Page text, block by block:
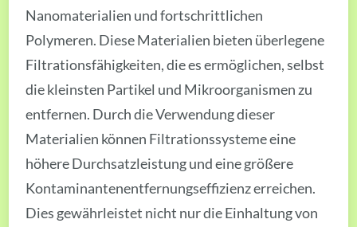
Nanomaterialien und fortschrittlichen
Polymeren. Diese Materialien bieten überlegene
Filtrationsfähigkeiten, die es ermöglichen, selbst
die kleinsten Partikel und Mikroorganismen zu
entfernen. Durch die Verwendung dieser
Materialien können Filtrationssysteme eine
höhere Durchsatzleistung und eine größere
Kontaminantenentfernungseffizienz erreichen.
Dies gewährleistet nicht nur die Einhaltung von